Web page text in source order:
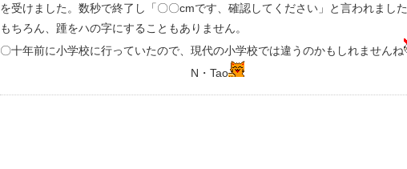
を受けました。数秒で終了し「〇〇cmです、確認してください」と言われました
もちろん、踵をハの字にすることもありません。
〇十年前に小学校に行っていたので、現代の小学校では違うのかもしれませんね
N・Tao